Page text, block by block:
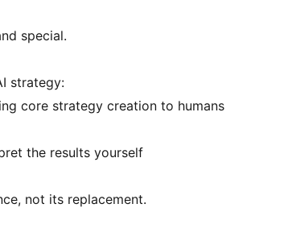
special.
strategy:
core strategy creation to humans
the results yourself
not its replacement.